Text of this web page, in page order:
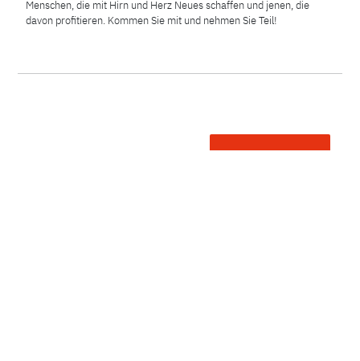
Menschen, die mit Hirn und Herz Neues schaffen und jenen, die
davon profitieren. Kommen Sie mit und nehmen Sie Teil!